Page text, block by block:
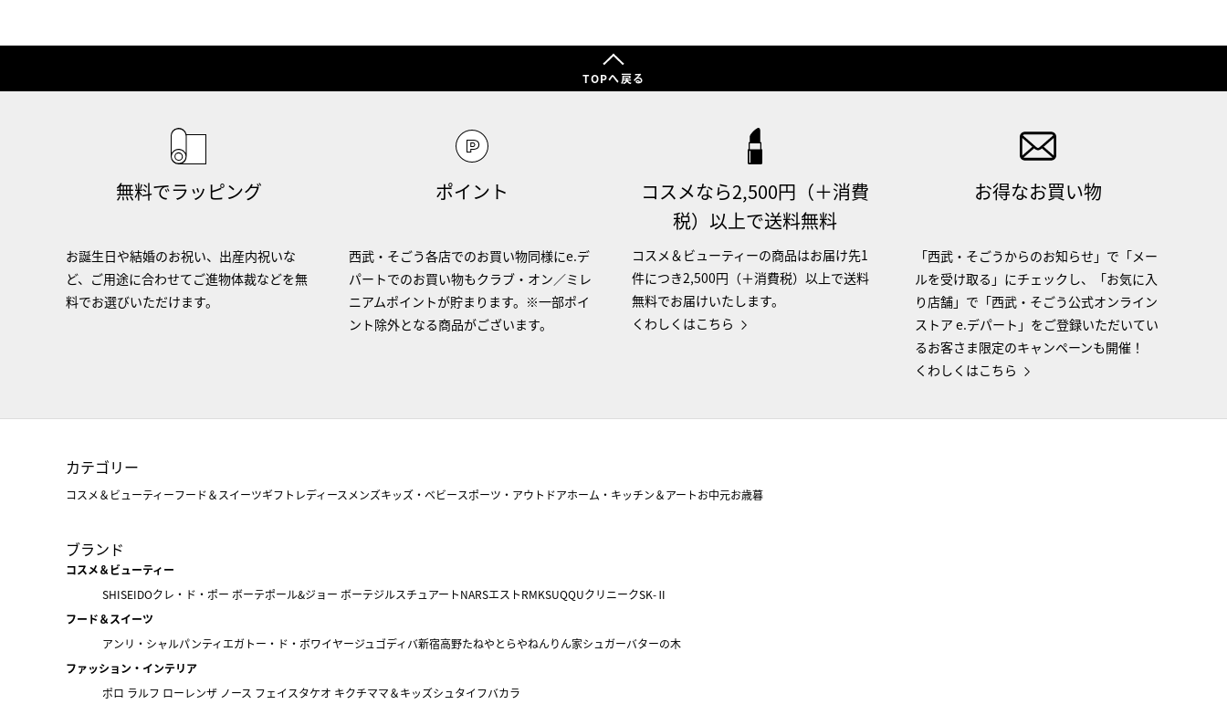
TOPへ戻る
無料でラッピング
お誕生日や結婚のお祝い、出産内祝いな
ど、ご用途に合わせてご進物体裁などを無
料でお選びいただけます。
ポイント
西武・そごう各店でのお買い物同様にe.デ
パートでのお買い物もクラブ・オン／ミレ
ニアムポイントが貯まります。※一部ポイ
ント除外となる商品がございます。
コスメなら2,500円（＋消費
税）以上で送料無料
コスメ＆ビューティーの商品はお届け先1
件につき2,500円（＋消費税）以上で送料
無料でお届けいたします。
くわしくはこちら
お得なお買い物
「西武・そごうからのお知らせ」で「メー
ルを受け取る」にチェックし、「お気に入
り店舗」で「西武・そごう公式オンライン
ストア e.デパート」をご登録いただいてい
るお客さま限定のキャンペーンも開催！
くわしくはこちら
カテゴリー
コスメ＆ビューティーフード＆スイーツギフト レディース メンズキッズ・ベビースポーツ・アウトドアホーム・キッチン＆アートお中元お歳暮
ブランド
コスメ＆ビューティー
SHISEIDOクレ・ド・ポー ボーテポール&ジョー ボーテジルスチュアートNARSエストRMKSUQQUクリニークSK-Ⅱ
フード＆スイーツ
アンリ・シャルパンティエガトー・ド・ボワイヤージュ ゴディバ新宿高野たねやとらやねんりん家シュガーバターの木
ファッション・インテリア
ポロ ラルフ ローレンザ ノース フェイスタケオ キクチママ＆キッズシュタイフバカラ